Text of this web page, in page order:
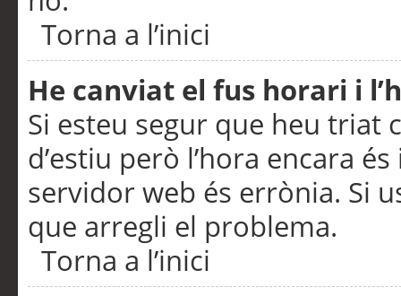
Torna a l’inici
He canviat el fus horari i
Si esteu segur que heu triat
d’estiu però l’hora encara
servidor web és errònia. Si
que arregli el problema.
Torna a l’inici